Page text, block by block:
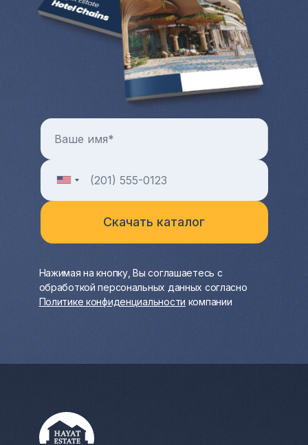
Больше преимуществ и особенностей от
покупки квартиры и любой другой зарубежной
недвижимости в целом можно узнать на
индивидуальной консультации с менеджером
Нажимая на кнопку, Вы соглашаетесь с
обработкой персональных данных согласно
Политике конфиденциальности компании